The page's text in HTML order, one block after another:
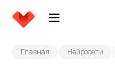
Главная Нейросети